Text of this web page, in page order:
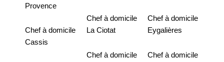
Provence
Chef à domicile
Cassis
Chef à domicile
La Ciotat
Chef à domicile
Chef à domicile
Eygalières
Chef à domicile